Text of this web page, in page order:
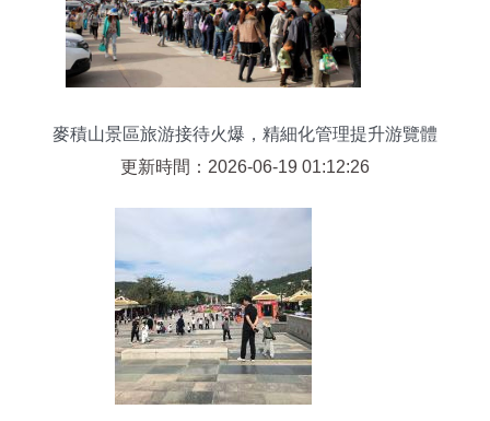
麥積山景區旅游接待火爆，精細化管理提升游覽體
驗
更新時間：2026-06-19 01:12:26